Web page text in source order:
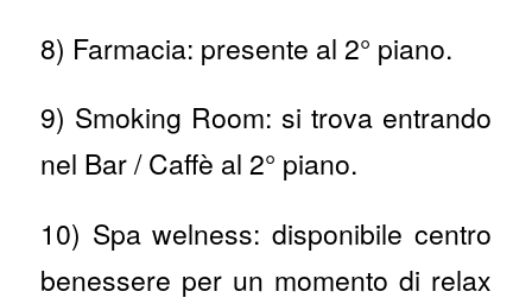
8) Farmacia: presente al 2° piano.
9) Smoking Room: si trova entrando
nel Bar / Caffè al 2° piano.
10) Spa welness: disponibile centro
benessere per un momento di relax